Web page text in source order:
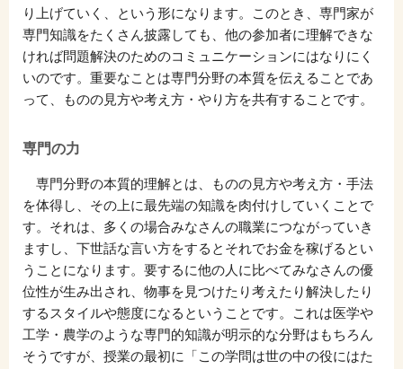
り上げていく、という形になります。このとき、専門家が
専門知識をたくさん披露しても、他の参加者に理解できな
ければ問題解決のためのコミュニケーションにはなりにく
いのです。重要なことは専門分野の本質を伝えることであ
って、ものの見方や考え方・やり方を共有することです。
専門の力
専門分野の本質的理解とは、ものの見方や考え方・手法
を体得し、その上に最先端の知識を肉付けしていくことで
す。それは、多くの場合みなさんの職業につながっていき
ますし、下世話な言い方をするとそれでお金を稼げるとい
うことになります。要するに他の人に比べてみなさんの優
位性が生み出され、物事を見つけたり考えたり解決したり
するスタイルや態度になるということです。これは医学や
工学・農学のような専門的知識が明示的な分野はもちろん
そうですが、授業の最初に「この学問は世の中の役にはた